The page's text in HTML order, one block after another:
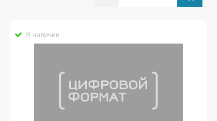
В наличии